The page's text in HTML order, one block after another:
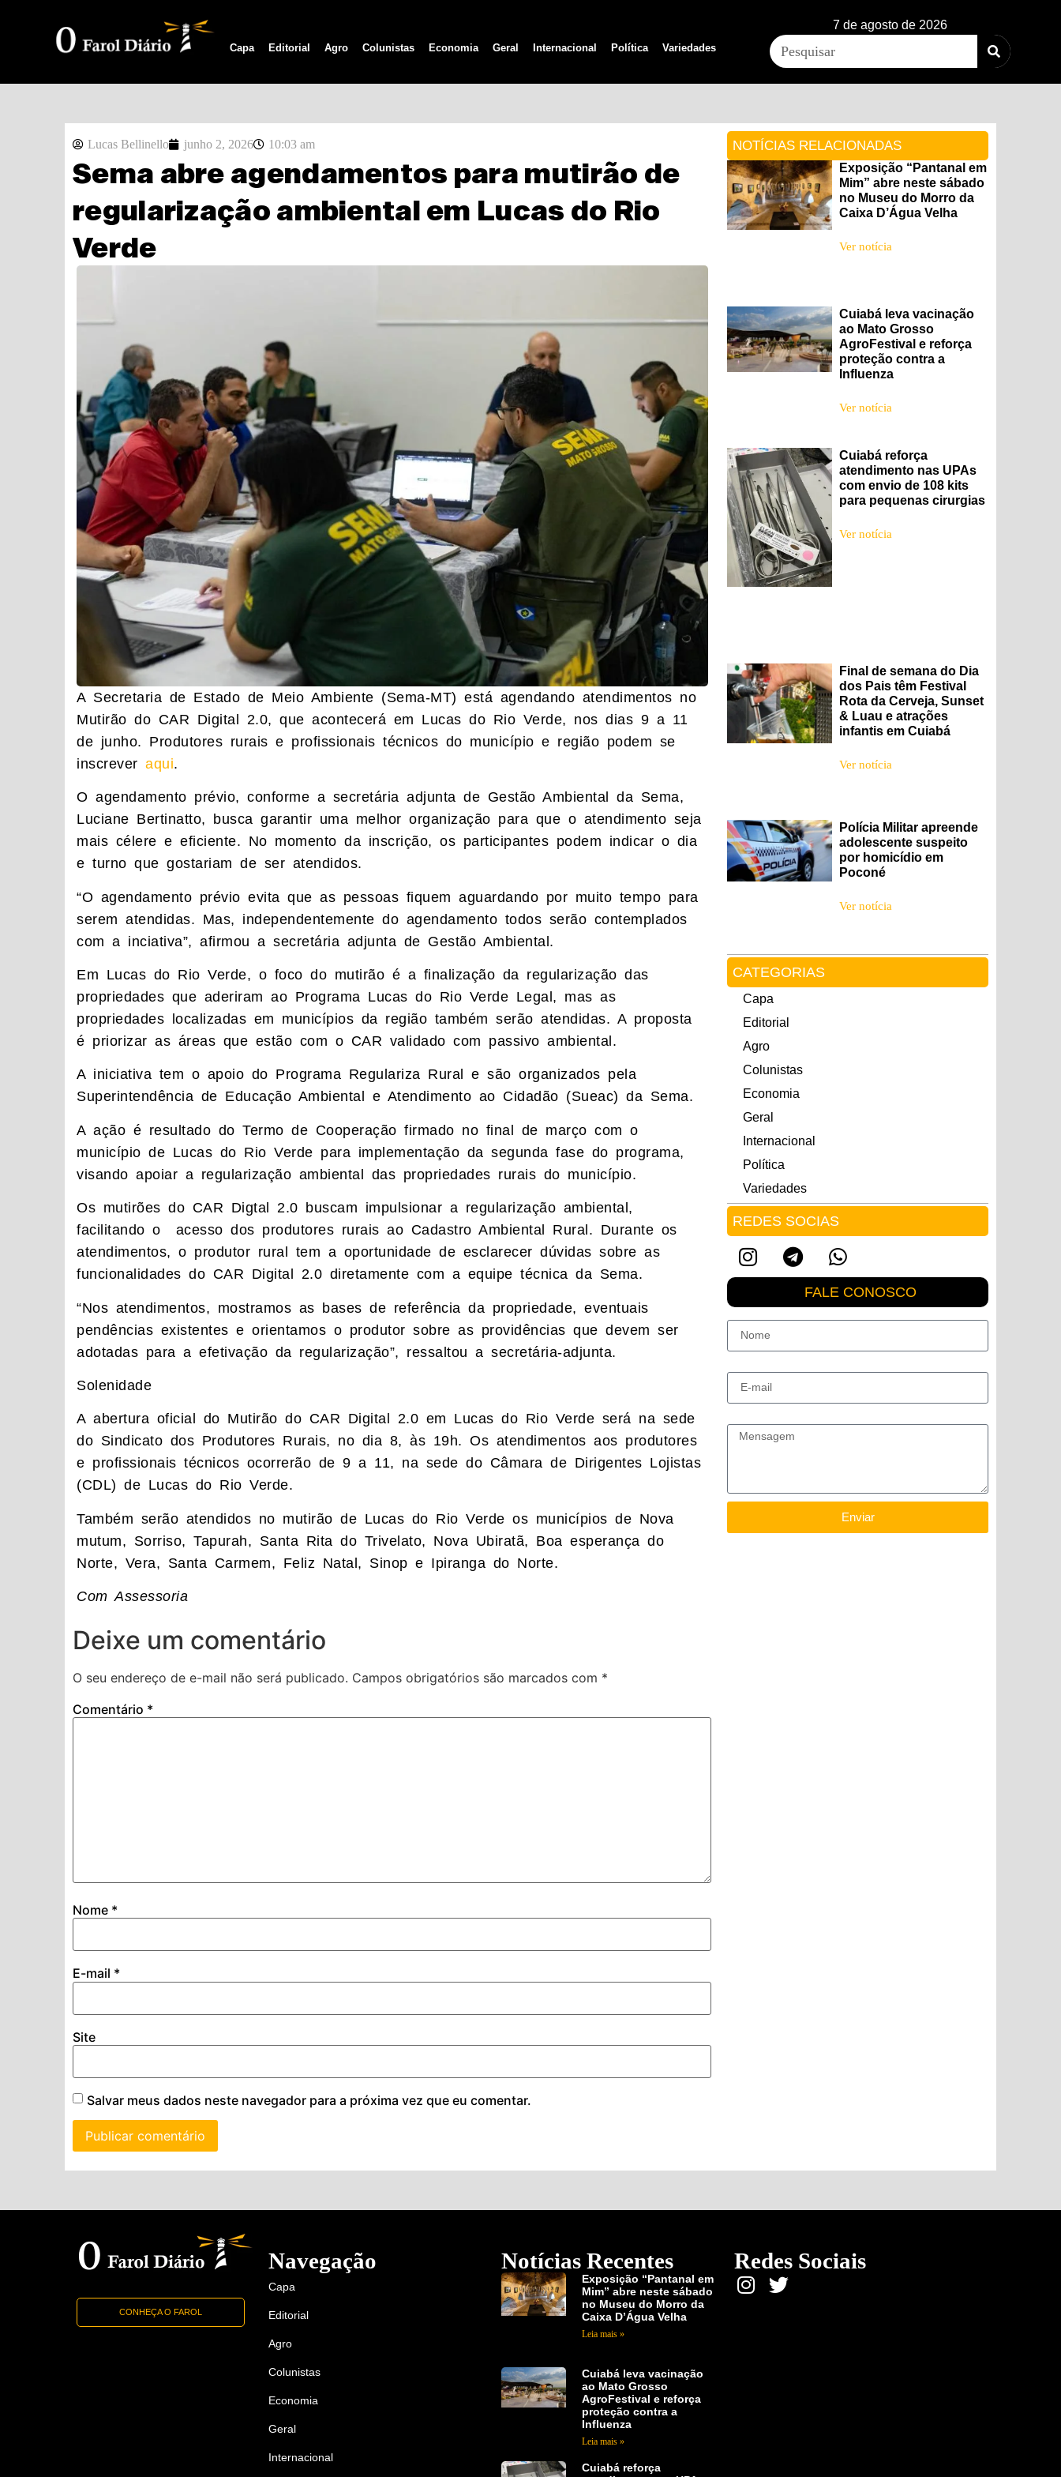
Capa Editorial Agro Colunistas Economia Geral Internacional Política Variedades
7 de agosto de 2026
Lucas Bellinello junho 2, 2026 10:03 am
Sema abre agendamentos para mutirão de
regularização ambiental em Lucas do Rio
Verde
A Secretaria de Estado de Meio Ambiente (Sema-MT) está agendando atendimentos no
Mutirão do CAR Digital 2.0, que acontecerá em Lucas do Rio Verde, nos dias 9 a 11
de junho. Produtores rurais e profissionais técnicos do município e região podem se
inscrever aqui.
O agendamento prévio, conforme a secretária adjunta de Gestão Ambiental da Sema,
Luciane Bertinatto, busca garantir uma melhor organização para que o atendimento seja
mais célere e eficiente. No momento da inscrição, os participantes podem indicar o dia
e turno que gostariam de ser atendidos.
“O agendamento prévio evita que as pessoas fiquem aguardando por muito tempo para
serem atendidas. Mas, independentemente do agendamento todos serão contemplados
com a inciativa”, afirmou a secretária adjunta de Gestão Ambiental.
Em Lucas do Rio Verde, o foco do mutirão é a finalização da regularização das
propriedades que aderiram ao Programa Lucas do Rio Verde Legal, mas as
propriedades localizadas em municípios da região também serão atendidas. A proposta
é priorizar as áreas que estão com o CAR validado com passivo ambiental.
A iniciativa tem o apoio do Programa Regulariza Rural e são organizados pela
Superintendência de Educação Ambiental e Atendimento ao Cidadão (Sueac) da Sema.
A ação é resultado do Termo de Cooperação firmado no final de março com o
município de Lucas do Rio Verde para implementação da segunda fase do programa,
visando apoiar a regularização ambiental das propriedades rurais do município.
Os mutirões do CAR Digtal 2.0 buscam impulsionar a regularização ambiental,
facilitando o acesso dos produtores rurais ao Cadastro Ambiental Rural. Durante os
atendimentos, o produtor rural tem a oportunidade de esclarecer dúvidas sobre as
funcionalidades do CAR Digital 2.0 diretamente com a equipe técnica da Sema.
“Nos atendimentos, mostramos as bases de referência da propriedade, eventuais
pendências existentes e orientamos o produtor sobre as providências que devem ser
adotadas para a efetivação da regularização”, ressaltou a secretária-adjunta.
Solenidade
A abertura oficial do Mutirão do CAR Digital 2.0 em Lucas do Rio Verde será na sede
do Sindicato dos Produtores Rurais, no dia 8, às 19h. Os atendimentos aos produtores
e profissionais técnicos ocorrerão de 9 a 11, na sede do Câmara de Dirigentes Lojistas
(CDL) de Lucas do Rio Verde.
Também serão atendidos no mutirão de Lucas do Rio Verde os municípios de Nova
mutum, Sorriso, Tapurah, Santa Rita do Trivelato, Nova Ubiratã, Boa esperança do
Norte, Vera, Santa Carmem, Feliz Natal, Sinop e Ipiranga do Norte.
Com Assessoria
Deixe um comentário
O seu endereço de e-mail não será publicado. Campos obrigatórios são marcados com *
Comentário *
Nome *
E-mail *
Site
Salvar meus dados neste navegador para a próxima vez que eu comentar.
NOTÍCIAS RELACIONADAS
Exposição “Pantanal em
Mim” abre neste sábado
no Museu do Morro da
Caixa D’Água Velha
Ver notícia
Cuiabá leva vacinação
ao Mato Grosso
AgroFestival e reforça
proteção contra a
Influenza
Ver notícia
Cuiabá reforça
atendimento nas UPAs
com envio de 108 kits
para pequenas cirurgias
Ver notícia
Final de semana do Dia
dos Pais têm Festival
Rota da Cerveja, Sunset
& Luau e atrações
infantis em Cuiabá
Ver notícia
Polícia Militar apreende
adolescente suspeito
por homicídio em
Poconé
Ver notícia
CATEGORIAS
Capa
Editorial
Agro
Colunistas
Economia
Geral
Internacional
Política
Variedades
REDES SOCIAS
FALE CONOSCO
Enviar
CONHEÇA O FAROL
Navegação
Capa
Editorial
Agro
Colunistas
Economia
Geral
Internacional
Notícias Recentes
Exposição “Pantanal em
Mim” abre neste sábado
no Museu do Morro da
Caixa D’Água Velha
Leia mais »
Cuiabá leva vacinação
ao Mato Grosso
AgroFestival e reforça
proteção contra a
Influenza
Leia mais »
Cuiabá reforça
Redes Sociais